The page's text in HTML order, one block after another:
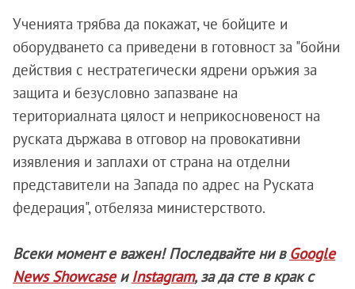
Ученията трябва да покажат, че бойците и
оборудването са приведени в готовност за "бойни
действия с нестратегически ядрени оръжия за
защита и безусловно запазване на
териториалната цялост и неприкосновеност на
руската държава в отговор на провокативни
изявления и заплахи от страна на отделни
представители на Запада по адрес на Руската
федерация", отбеляза министерството.
Всеки момент е важен! Последвайте ни в Google
News Showcaseи Instagram, за да сте в крак с